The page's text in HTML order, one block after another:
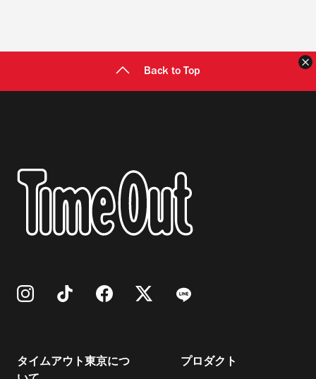
Back to Top
タイムアウト東京につ
プロダクト